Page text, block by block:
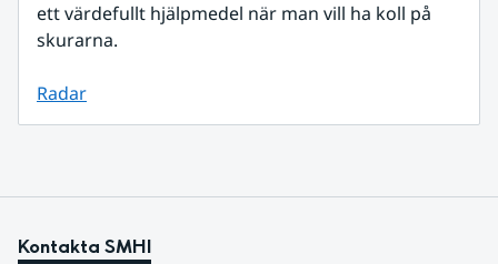
ett värdefullt hjälpmedel när man vill ha koll på
skurarna.
Radar
Kontakta SMHI